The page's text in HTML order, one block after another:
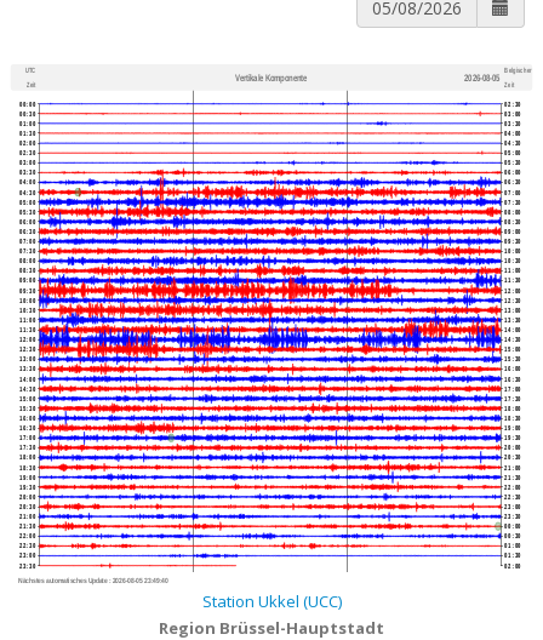
UTC
Zeit
Vertikale Komponente 2026-08-05
Belgischer
Zeit
00:00
00:30
01:00
01:30
02:00
02:30
03:00
03:30
04:00
04:30
05:00
05:30
06:00
06:30
07:00
07:30
08:00
08:30
09:00
09:30
10:00
10:30
11:00
11:30
12:00
12:30
13:00
13:30
14:00
14:30
15:00
15:30
16:00
16:30
17:00
17:30
18:00
18:30
19:00
19:30
20:00
20:30
21:00
21:30
22:00
22:30
23:00
23:30
02:30
03:00
03:30
04:00
04:30
05:00
05:30
06:00
06:30
07:00
07:30
08:00
08:30
09:00
09:30
10:00
10:30
11:00
11:30
12:00
12:30
13:00
13:30
14:00
14:30
15:00
15:30
16:00
16:30
17:00
17:30
18:00
18:30
19:00
19:30
20:00
20:30
21:00
21:30
22:00
22:30
23:00
23:30
00:00
00:30
01:00
01:30
02:00
Nächstes automatisches Update : 2026-08-05 23:49:40
Station Ukkel (UCC)
Region Brüssel-Hauptstadt